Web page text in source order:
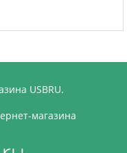
USBRU.
магазина